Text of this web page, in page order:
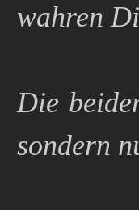
wahren
Die
sondern